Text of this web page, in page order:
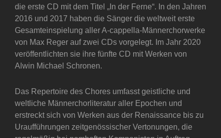
die erste CD mit dem Titel „In der Ferne“. In den Jahren
2016 und 2017 haben die Sänger die weltweit erste
Gesamteinspielung aller A-cappella-Männerchorwerke
von Max Reger auf zwei CDs vorgelegt. Im Jahr 2020
veröffentlichten sie ihre fünfte CD mit Werken von
Alwin Michael Schronen.
Das Repertoire des Chores umfasst geistliche und
weltliche Männerchorliteratur aller Epochen und
erstreckt sich von Werken aus der Renaissance bis zu
Uraufführungen zeitgenössischer Vertonungen, die